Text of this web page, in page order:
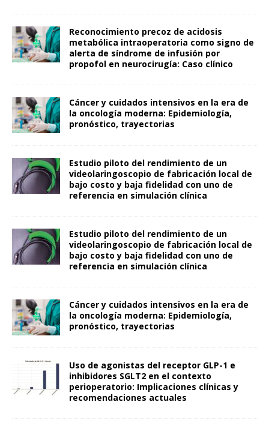
Reconocimiento precoz de acidosis
metabólica intraoperatoria como signo de
alerta de síndrome de infusión por
propofol en neurocirugía: Caso clínico
Cáncer y cuidados intensivos en la era de
la oncología moderna: Epidemiología,
pronóstico, trayectorias
Estudio piloto del rendimiento de un
videolaringoscopio de fabricación local de
bajo costo y baja fidelidad con uno de
referencia en simulación clínica
Estudio piloto del rendimiento de un
videolaringoscopio de fabricación local de
bajo costo y baja fidelidad con uno de
referencia en simulación clínica
Cáncer y cuidados intensivos en la era de
la oncología moderna: Epidemiología,
pronóstico, trayectorias
Uso de agonistas del receptor GLP-1 e
inhibidores SGLT2 en el contexto
perioperatorio: Implicaciones clínicas y
recomendaciones actuales